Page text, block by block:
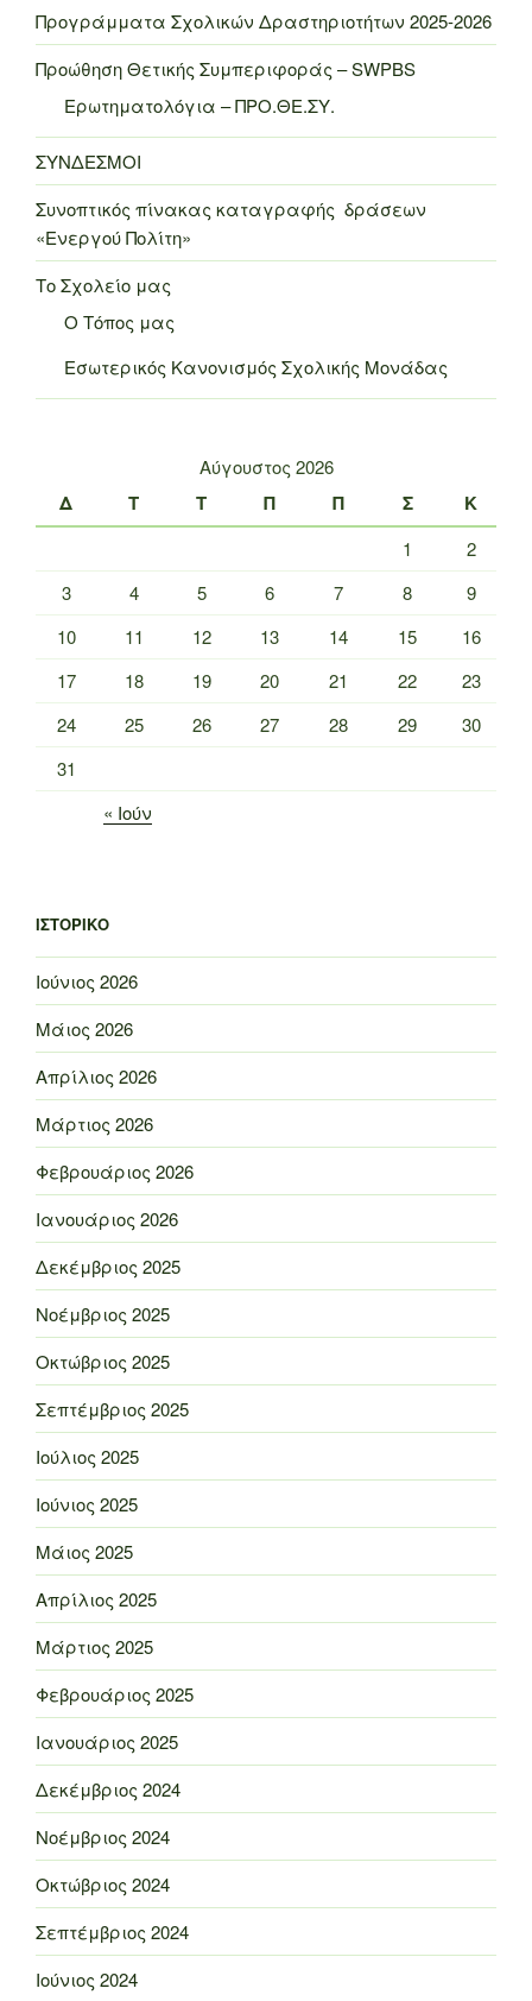
Προγράμματα Σχολικών Δραστηριοτήτων 2025-2026
Προώθηση Θετικής Συμπεριφοράς – SWPBS
Ερωτηματολόγια – ΠΡΟ.ΘΕ.ΣΥ.
ΣΥΝΔΕΣΜΟΙ
Συνοπτικός πίνακας καταγραφής δράσεων
«Ενεργού Πολίτη»
Το Σχολείο μας
Ο Τόπος μας
Εσωτερικός Κανονισμός Σχολικής Μονάδας
Αύγουστος 2026
Δ Τ Τ Π Π Σ Κ
1
2
3
4 5 6 7 8
9
10
11 12 13 14 15
16
17
18 19 20 21 22
23
24
25 26 27 28 29
30
31
« Ιούν
ΙΣΤΟΡΙΚΌ
Ιούνιος 2026
Μάιος 2026
Απρίλιος 2026
Μάρτιος 2026
Φεβρουάριος 2026
Ιανουάριος 2026
Δεκέμβριος 2025
Νοέμβριος 2025
Οκτώβριος 2025
Σεπτέμβριος 2025
Ιούλιος 2025
Ιούνιος 2025
Μάιος 2025
Απρίλιος 2025
Μάρτιος 2025
Φεβρουάριος 2025
Ιανουάριος 2025
Δεκέμβριος 2024
Νοέμβριος 2024
Οκτώβριος 2024
Σεπτέμβριος 2024
Ιούνιος 2024